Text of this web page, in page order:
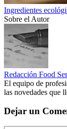
Ingredientes
Sobre el Autor
Redacción Food
El equipo de
las novedades que
Dejar un